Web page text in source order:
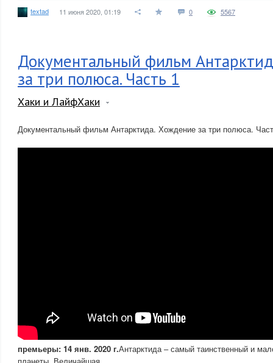
textad 11 июня 2020, 01:19 0 5567
Документальный фильм
за три полюса. Часть 1
Хаки и ЛайфХаки
Документальный фильм Антарктида. Хождение за три полюса.
премьеры: 14 янв. 2020 г.Антарктида – самый таинственный и